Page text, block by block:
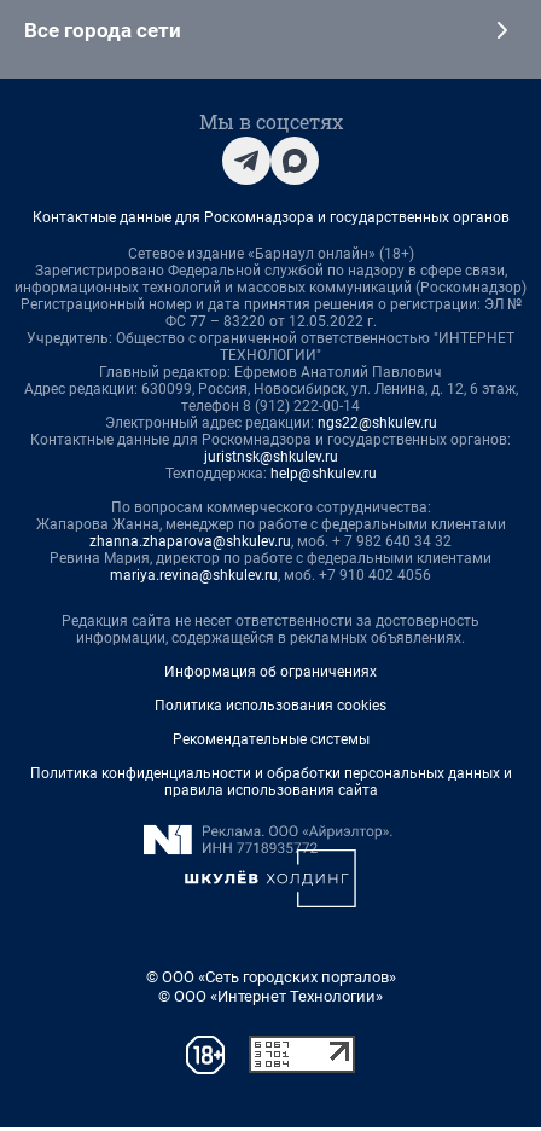
Все города сети
Мы в соцсетях
Контактные данные для Роскомнадзора и государственных органов
Сетевое издание «Барнаул онлайн» (18+)
Зарегистрировано Федеральной службой по надзору в сфере связи,
информационных технологий и массовых коммуникаций (Роскомнадзор)
Регистрационный номер и дата принятия решения о регистрации: ЭЛ №
ФС 77 – 83220 от 12.05.2022 г.
Учредитель: Общество с ограниченной ответственностью "ИНТЕРНЕТ
ТЕХНОЛОГИИ"
Главный редактор: Ефремов Анатолий Павлович
Адрес редакции: 630099, Россия, Новосибирск, ул. Ленина, д. 12, 6 этаж,
телефон 8 (912) 222-00-14
Электронный адрес редакции: ngs22@shkulev.ru
Контактные данные для Роскомнадзора и государственных органов:
juristnsk@shkulev.ru
Техподдержка: help@shkulev.ru
По вопросам коммерческого сотрудничества:
Жапарова Жанна, менеджер по работе с федеральными клиентами
zhanna.zhaparova@shkulev.ru, моб. + 7 982 640 34 32
Ревина Мария, директор по работе с федеральными клиентами
mariya.revina@shkulev.ru, моб. +7 910 402 4056
Редакция сайта не несет ответственности за достоверность
информации, содержащейся в рекламных объявлениях.
Информация об ограничениях
Политика использования cookies
Рекомендательные системы
Политика конфиденциальности и обработки персональных данных и
правила использования сайта
© ООО «Сеть городских порталов»
© ООО «Интернет Технологии»